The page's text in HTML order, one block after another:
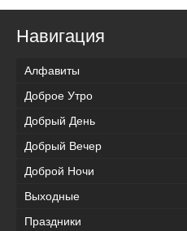
Навигация
Алфавиты
Доброе Утро
Добрый День
Добрый Вечер
Доброй Ночи
Выходные
Праздники